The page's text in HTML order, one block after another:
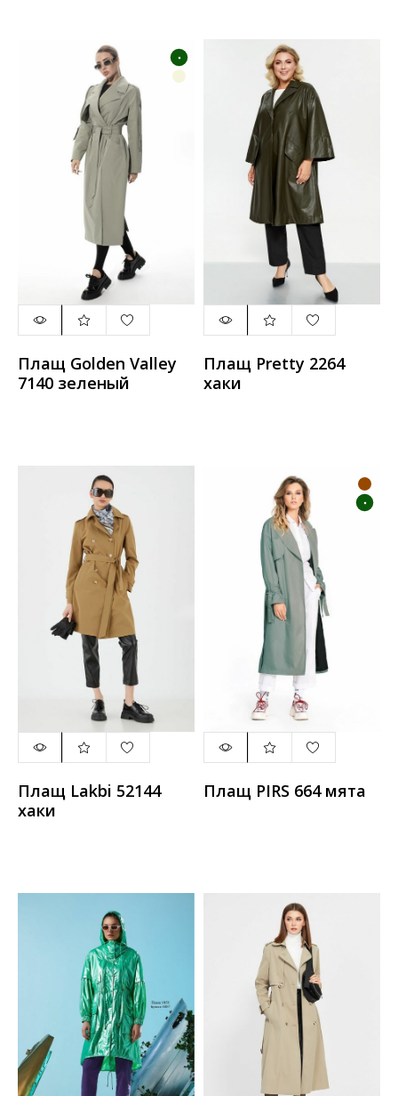
Плащ Golden Valley
7140 зеленый
Плащ Pretty 2264
хаки
Плащ Lakbi 52144
хаки
Плащ PIRS 664 мята